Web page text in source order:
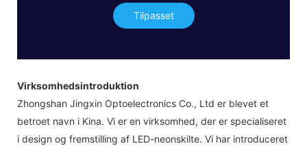
Tilpasset
Virksomhedsintroduktion
Zhongshan Jingxin Optoelectronics Co., Ltd er blevet et
betroet navn i Kina. Vi er en virksomhed, der er specialiseret
i design og fremstilling af LED-neonskilte. Vi har introduceret